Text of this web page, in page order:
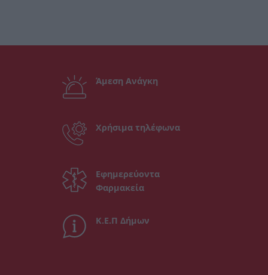
Άμεση Ανάγκη
Χρήσιμα τηλέφωνα
Εφημερεύοντα
Φαρμακεία
Κ.Ε.Π Δήμων